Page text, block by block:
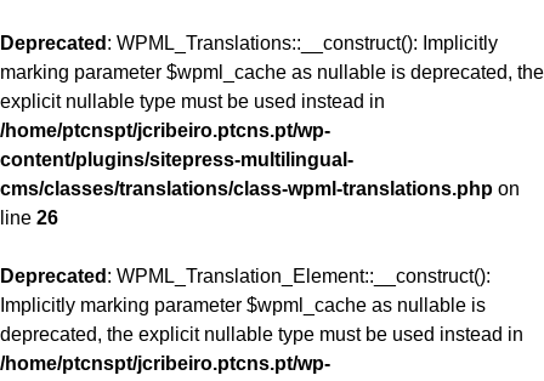
Deprecated : WPML_Translations::__construct(): Implicitly
marking parameter $wpml_cache as nullable is deprecated, the
explicit nullable type must be used instead in
/home/ptcnspt/jcribeiro.ptcns.pt/wp-
content/plugins/sitepress-multilingual-
cms/classes/translations/class-wpml-translations.php on
line 26
Deprecated : WPML_Translation_Element::__construct():
Implicitly marking parameter $wpml_cache as nullable is
deprecated, the explicit nullable type must be used instead in
/home/ptcnspt/jcribeiro.ptcns.pt/wp-